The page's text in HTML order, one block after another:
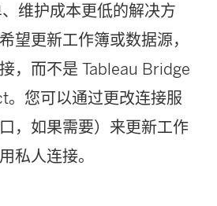
维护成本更低的解决方
望更新工作簿或数据源，
，而不是 Tableau Bridge
。您可以通过更改连接服
，如果需要）来更新工作
私人连接。